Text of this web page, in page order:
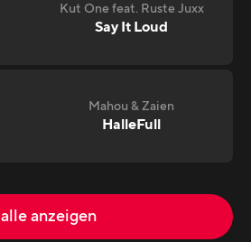
Kut One feat. Ruste Juxx
Say It Loud
Mahou & Zaien
HalleFull
alle anzeigen